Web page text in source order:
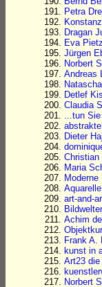
Petra
Dragan
Eva
Jürgen
Norbert
Andreas
Detlef
Claudia
...tun
Dieter
Maria
Moderne
art-and-
Achim
Frank A.
kunst in
Art23 die
Norbert